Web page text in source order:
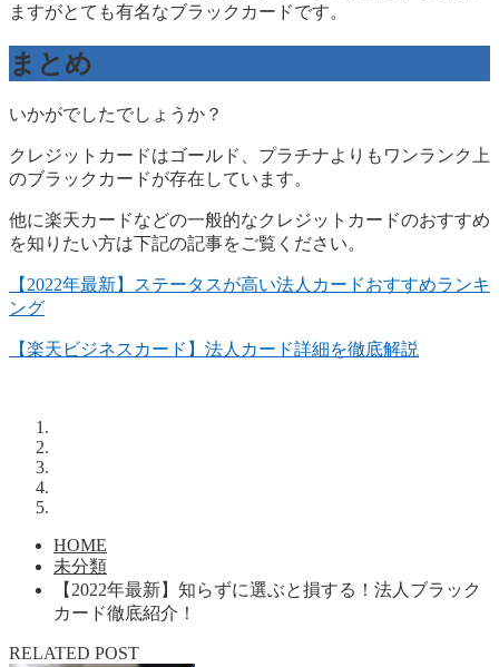
ますがとても有名なブラックカードです。
まとめ
いかがでしたでしょうか？
クレジットカードはゴールド、プラチナよりもワンランク上
のブラックカードが存在しています。
他に楽天カードなどの一般的なクレジットカードのおすすめ
を知りたい方は下記の記事をご覧ください。
【2022年最新】ステータスが高い法人カードおすすめランキ
ング
【楽天ビジネスカード】法人カード詳細を徹底解説
HOME
未分類
【2022年最新】知らずに選ぶと損する！法人ブラック
カード徹底紹介！
RELATED POST